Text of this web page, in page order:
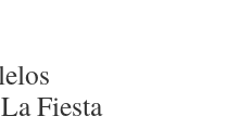
Fiesta